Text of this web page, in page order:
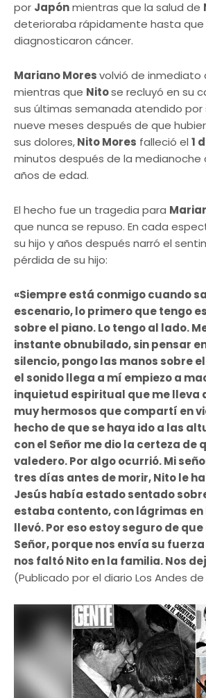
por Japónmientras que la salud de
deterioraba rápidamente hasta
diagnosticaron cáncer.
Mariano Moresvolvió de inmediato
mientras que Nitose recluyó en su
sus últimas semanada atendido por
nueve meses después de que
sus dolores,Nito Mores falleció el 1
minutos después de la medianoche
años de edad.
El hecho fue un tragedia para
que nunca se repuso. En cada
su hijo y años después narró el
pérdida de su hijo:
«Siempre está conmigo cuando
escenario, lo primero que tengo
sobre el piano. Lo tengo al lado.
instante obnubilado, sin pensar
silencio, pongo las manos sobre
el sonido llega a mí empiezo a
inquietud espiritual que me lleva
muy hermosos que compartí en
hecho de que se haya ido a las
con el Señor me dio la certeza de
valedero. Por algo ocurrió. Mi
tres días antes de morir, Nito le
Jesús había estado sentado
estaba contento, con lágrimas en
llevó. Por eso estoy seguro de
Señor, porque nos envía su
nos faltó Nito en la familia. Nos
(Publicado por el diario Los Andes